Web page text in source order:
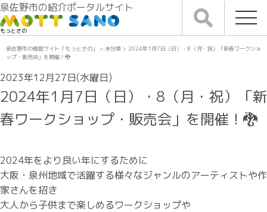
泉佐野市の紹介ポータルサイト
もっとさの
泉佐野市の情報サイト「もっとさの」 > 未分類 >2024年1月7日（日）・8（月・祝）「新春ワークショ
ップ・販売会」を開催！🐉
2023年12月27日(水曜日)
2024年1月7日（日）・8（月・祝）「新
春ワークショップ・販売会」を開催！🐉
2024年をより良い年にするために
大阪・泉州地域で活躍する様々なジャンルのアーティストや作
家さんを招き
大人から子供まで楽しめるワークショップや